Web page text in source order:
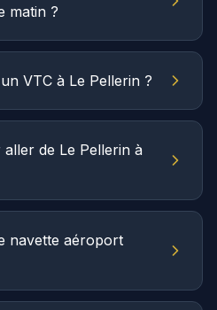
matin ?
VTC à Le Pellerin ?
de Le Pellerin à
navette aéroport